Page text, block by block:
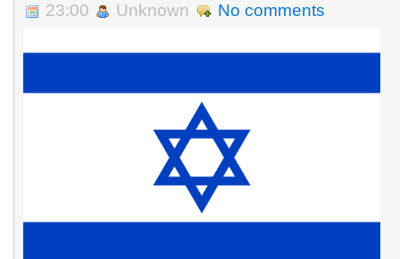
23:00 Unknown No comments